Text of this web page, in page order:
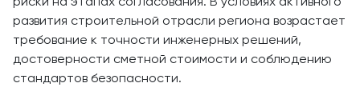
развития строительной отрасли региона возрастает
требование к точности инженерных решений,
достоверности сметной стоимости и соблюдению
стандартов безопасности.